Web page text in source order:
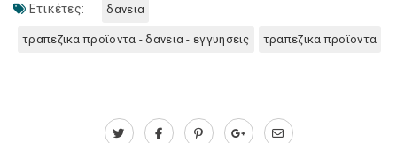
Ετικέτες: δανεια
τραπεζικα προϊοντα - δανεια - εγγυησεις τραπεζικα προϊοντα